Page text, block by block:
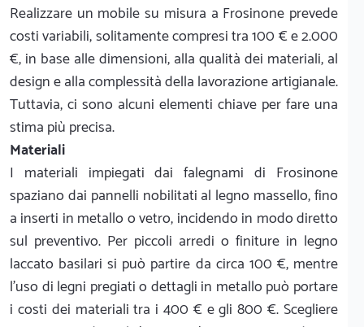
Realizzare un mobile su misura a Frosinone prevede
costi variabili, solitamente compresi tra 100 € e 2.000
€, in base alle dimensioni, alla qualità dei materiali, al
design e alla complessità della lavorazione artigianale.
Tuttavia, ci sono alcuni elementi chiave per fare una
stima più precisa.
Materiali
I materiali impiegati dai falegnami di Frosinone
spaziano dai pannelli nobilitati al legno massello, fino
a inserti in metallo o vetro, incidendo in modo diretto
sul preventivo. Per piccoli arredi o finiture in legno
laccato basilari si può partire da circa 100 €, mentre
l'uso di legni pregiati o dettagli in metallo può portare
i costi dei materiali tra i 400 € e gli 800 €. Scegliere